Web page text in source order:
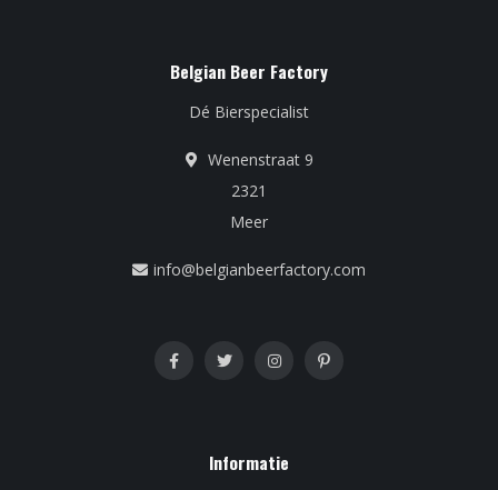
Belgian Beer Factory
Dé Bierspecialist
Wenenstraat 9
2321
Meer
info@belgianbeerfactory.com
Informatie